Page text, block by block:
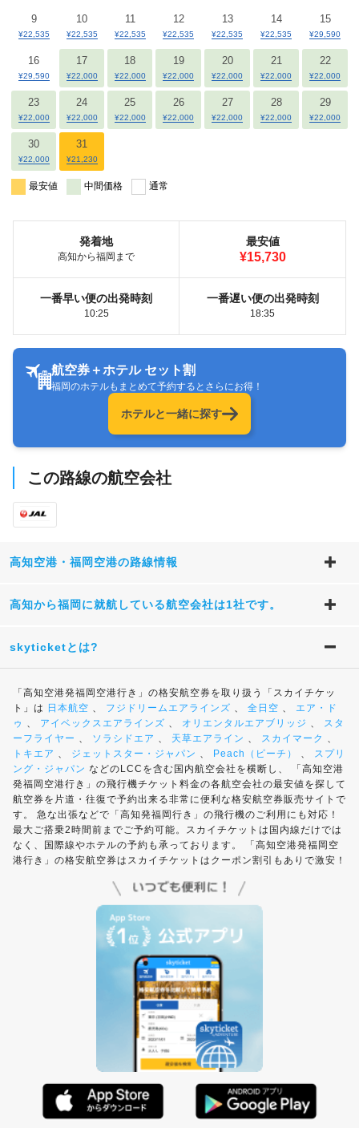
9
¥22,535
10
¥22,535
11
¥22,535
12
¥22,535
13
¥22,535
14
¥22,535
15
¥29,590
16
¥29,590
17
¥22,000
18
¥22,000
19
¥22,000
20
¥22,000
21
¥22,000
22
¥22,000
23
¥22,000
24
¥22,000
25
¥22,000
26
¥22,000
27
¥22,000
28
¥22,000
29
¥22,000
30
¥22,000
31
¥21,230
最安値 中間価格 通常
発着地
高知から福岡まで
最安値
¥15,730
一番早い便の出発時刻
10:25
一番遅い便の出発時刻
18:35
航空券＋ホテル セット割
福岡のホテルもまとめて予約するとさらにお得！
ホテルと一緒に探す
この路線の航空会社
高知空港・福岡空港の路線情報
高知から福岡に就航している航空会社は1社です。
skyticketとは?
「高知空港発福岡空港行き」の格安航空券を取り扱う「スカイチケッ
ト」は 日本航空 、 フジドリームエアラインズ 、 全日空 、 エア・ド
ゥ 、 アイベックスエアラインズ 、 オリエンタルエアブリッジ 、 スタ
ーフライヤー 、 ソラシドエア 、 天草エアライン 、 スカイマーク 、
トキエア 、 ジェットスター・ジャパン 、 Peach（ピーチ） 、 スプリ
ング・ジャパン などのLCCを含む国内航空会社を横断し、 「高知空港
発福岡空港行き」の飛行機チケット料金の各航空会社の最安値を探して
航空券を片道・往復で予約出来る非常に便利な格安航空券販売サイトで
す。 急な出張などで「高知発福岡行き」の飛行機のご利用にも対応！
最大ご搭乗2時間前までご予約可能。スカイチケットは国内線だけでは
なく、国際線やホテルの予約も承っております。 「高知空港発福岡空
港行き」の格安航空券はスカイチケットはクーポン割引もありで激安！